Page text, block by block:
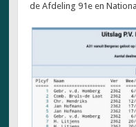
de Afdeling 91e en